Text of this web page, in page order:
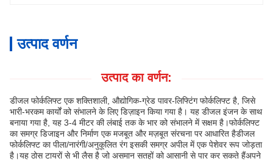
उत्पाद वर्णन
उत्पाद का वर्णन:
डीजल फोर्कलिफ्ट एक शक्तिशाली, औद्योगिक-ग्रेड पावर-लिफ्टिंग फोर्कलिफ्ट है, जिसे
भारी-भरकम कार्यों को संभालने के लिए डिज़ाइन किया गया है। यह डीजल इंजन के साथ
बनाया गया है, यह 3-4 मीटर की लंबाई तक के भार को संभालने में सक्षम है।फोर्कलिफ्ट
का समग्र डिजाइन और निर्माण एक मजबूत और मज़बूत संरचना पर आधारित हैडीजल
फोर्कलिफ्ट का पीला/नारंगी/अनुकूलित रंग इसकी समग्र अपील में एक पेशेवर रूप जोड़ता
है।यह ठोस टायरों से भी लैस है जो असमान सतहों को आसानी से पार कर सकते हैंअपने